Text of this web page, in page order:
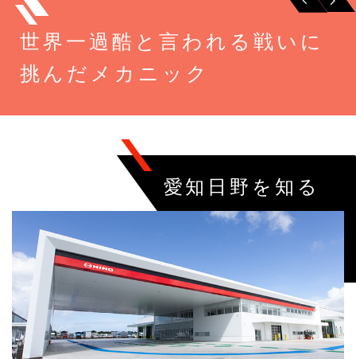
世界一過酷と 言われる戦いに
挑んだメカニック
愛知日野を知る